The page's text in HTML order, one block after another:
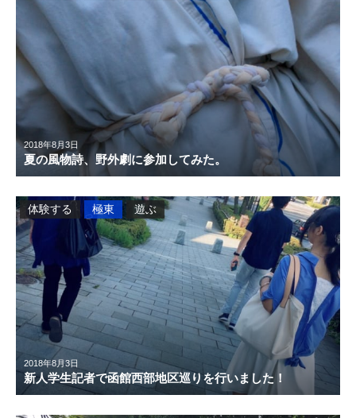
2018年8月3日
夏の風物詩、野外劇に参加してみた。
2018年8月3日
新人学生記者で函館西部地区巡りを行いました！
体験する 極東 遊ぶ